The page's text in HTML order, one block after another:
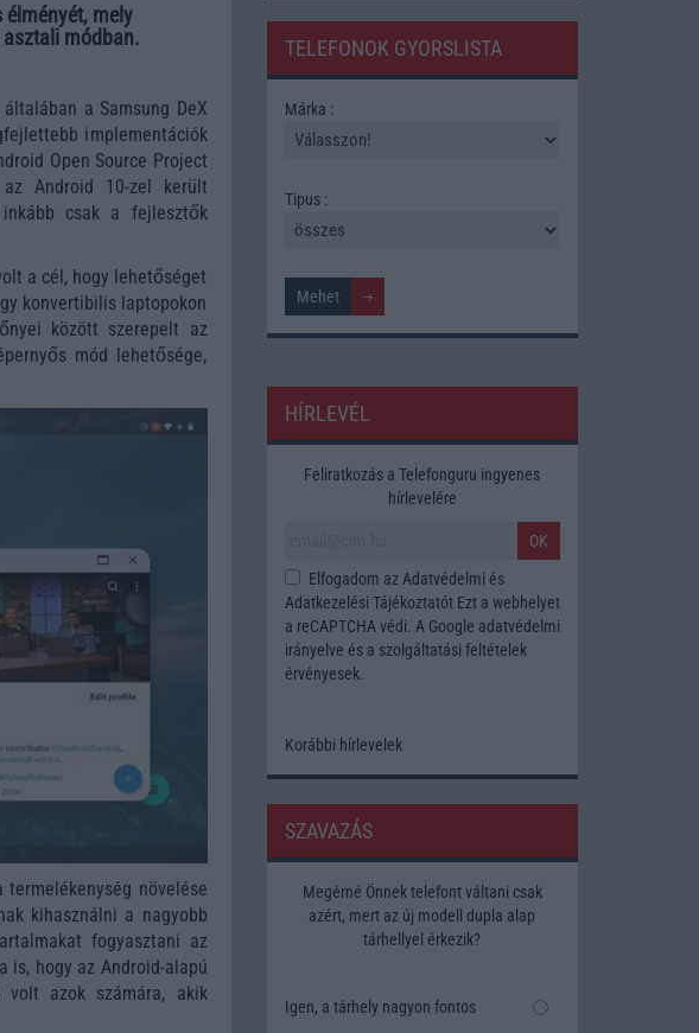
mely
asztali módban.
a Samsung DeX
implementációk
Open Source Project
Android 10-zel került
csak a fejlesztők
a cél, hogy lehetőséget
konvertibilis laptopokon
között szerepelt az
mód lehetősége,
növelése
kihasználni a nagyobb
fogyasztani az
is, hogy az Android-alapú
volt azok számára, akik
TELEFONOK GYORSLISTA
Márka :
Tipus :
HÍRLEVÉL
Feliratkozás a Telefonguru ingyenes
hírlevelére
OK
Elfogadom az Adatvédelmi és
Adatkezelési TájékoztatótEzt a webhelyet
a reCAPTCHA védi. A Google adatvédelmi
irányelve és a szolgáltatási feltételek
érvényesek.
Korábbi hírlevelek
SZAVAZÁS
Megérné Önnek telefont váltani csak
azért, mert az új modell dupla alap
tárhellyel érkezik?
Igen, a tárhely nagyon fontos